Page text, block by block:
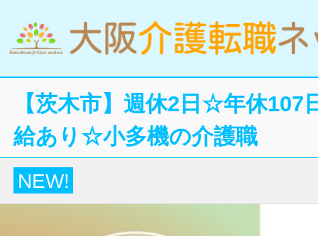
【茨木市】週休2日☆年休
給あり☆小多機の介護職
NEW!